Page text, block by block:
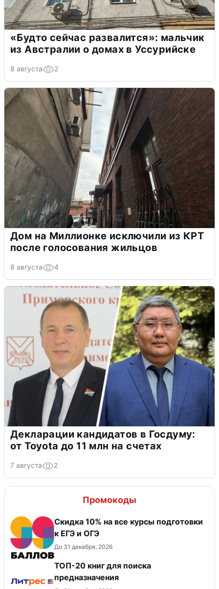
«Будто сейчас развалится»: мальчик
из Австралии о домах в Уссурийске
8 августа 2
Дом на Миллионке исключили из КРТ
после голосования жильцов
8 августа 4
Декларации кандидатов в Госдуму:
от Toyota до 11 млн на счетах
7 августа 2
Промокоды
Cкидка 10% на все курсы подготовки
к ЕГЭ и ОГЭ
До 31 декабря, 2026
ТОП-20 книг для поиска
предназначения